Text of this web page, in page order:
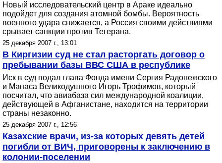
Новый исследовательский центр в Араке идеально
подойдет для создания атомной бомбы. Вероятность
военного удара снижается, а Россия своими действиями
срывает санкции против Тегерана.
25 декабря 2007 г., 13:01
В Киргизии суд не стал расторгать договор о
пребывании базы ВВС США в республике
Иск в суд подал глава Фонда имени Сергия Радонежского
и Манаса Великодушного Игорь Трофимов, который
посчитал, что авиабаза сил международной коалиции,
действующей в Афганистане, находится на территории
страны незаконно.
25 декабря 2007 г., 12:56
Казахские врачи, из-за которых девять детей
погибли от ВИЧ, приговорены к заключению в
колонии-поселении